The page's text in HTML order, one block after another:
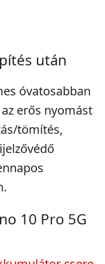
után
óvatosabban
erős nyomást
tömítés,
10 Pro 5G